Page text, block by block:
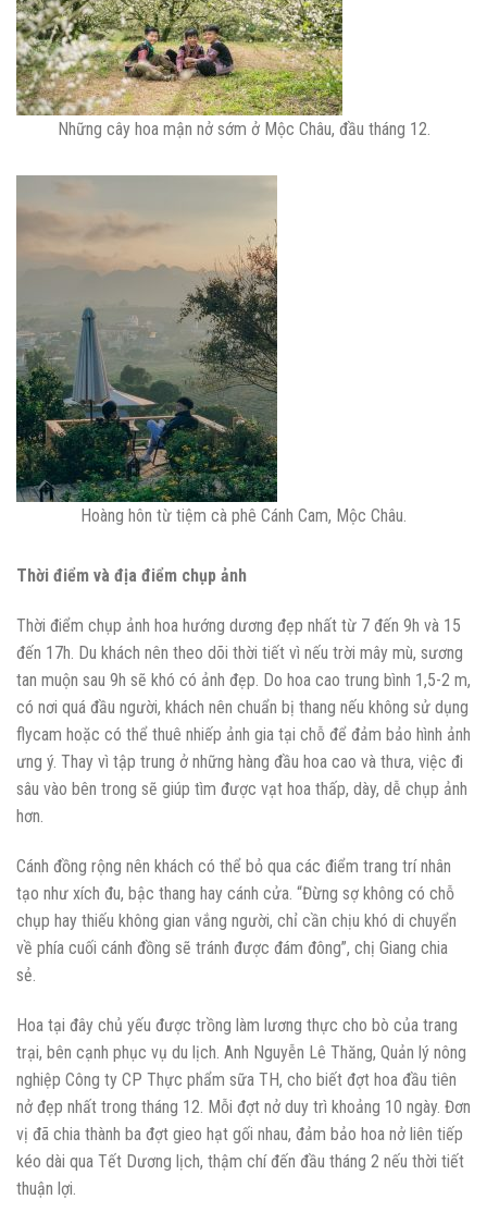
Những cây hoa mận nở sớm ở Mộc Châu, đầu tháng 12.
Hoàng hôn từ tiệm cà phê Cánh Cam, Mộc Châu.
Thời điểm và địa điểm chụp ảnh
Thời điểm chụp ảnh hoa hướng dương đẹp nhất từ 7 đến 9h và 15
đến 17h. Du khách nên theo dõi thời tiết vì nếu trời mây mù, sương
tan muộn sau 9h sẽ khó có ảnh đẹp. Do hoa cao trung bình 1,5-2 m,
có nơi quá đầu người, khách nên chuẩn bị thang nếu không sử dụng
flycam hoặc có thể thuê nhiếp ảnh gia tại chỗ để đảm bảo hình ảnh
ưng ý. Thay vì tập trung ở những hàng đầu hoa cao và thưa, việc đi
sâu vào bên trong sẽ giúp tìm được vạt hoa thấp, dày, dễ chụp ảnh
hơn.
Cánh đồng rộng nên khách có thể bỏ qua các điểm trang trí nhân
tạo như xích đu, bậc thang hay cánh cửa. “Đừng sợ không có chỗ
chụp hay thiếu không gian vắng người, chỉ cần chịu khó di chuyển
về phía cuối cánh đồng sẽ tránh được đám đông”, chị Giang chia
sẻ.
Hoa tại đây chủ yếu được trồng làm lương thực cho bò của trang
trại, bên cạnh phục vụ du lịch. Anh Nguyễn Lê Thăng, Quản lý nông
nghiệp Công ty CP Thực phẩm sữa TH, cho biết đợt hoa đầu tiên
nở đẹp nhất trong tháng 12. Mỗi đợt nở duy trì khoảng 10 ngày. Đơn
vị đã chia thành ba đợt gieo hạt gối nhau, đảm bảo hoa nở liên tiếp
kéo dài qua Tết Dương lịch, thậm chí đến đầu tháng 2 nếu thời tiết
thuận lợi.